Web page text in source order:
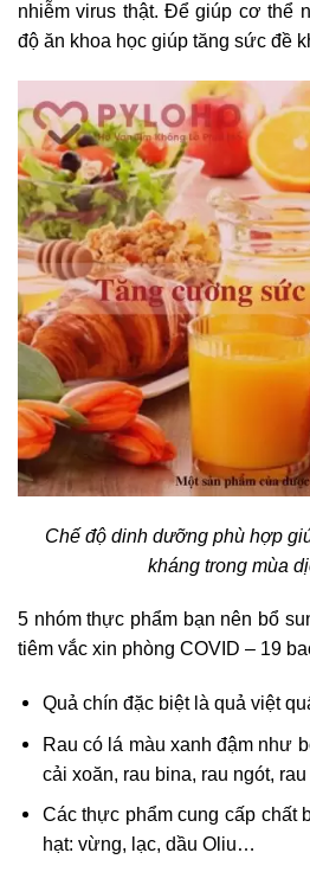
nhiễm virus thật. Để giúp cơ thể
độ ăn khoa học giúp tăng sức đề
Chế độ dinh dưỡng phù hợp
kháng trong mùa
5 nhóm thực phẩm bạn nên bổ
tiêm vắc xin phòng COVID – 19
Quả chín đặc biệt là quả việt
Rau có lá màu xanh đậm như
cải xoăn, rau bina, rau ngót,
Các thực phẩm cung cấp chất
hạt: vừng, lạc, dầu Oliu…